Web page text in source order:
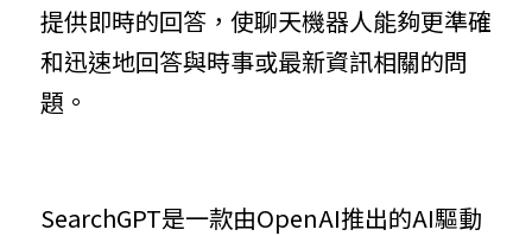
提供即時的回答，使聊天機器人能夠更準確
和迅速地回答與時事或最新資訊相關的問
題。
SearchGPT是一款由OpenAI推出的AI驅動